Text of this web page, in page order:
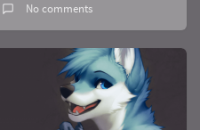
No comments